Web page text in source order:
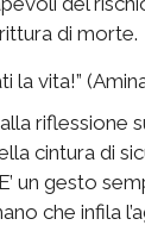
di morte.
la vita!”
riflessione
cintura di
un gesto
che infila